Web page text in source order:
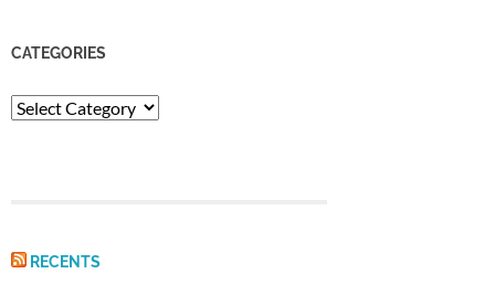
CATEGORIES
Categories
RECENTS